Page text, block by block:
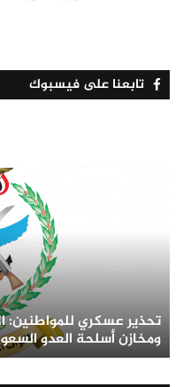
تابعنا على فيسبوك
تحذير عسكري للمواطنين:
ومخازن أسلحة العدو